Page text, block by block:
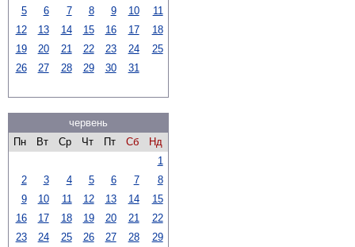
5 6 7 8 9 10
11
12
13 14 15 16 17
18
19
20 21 22 23 24
25
26
27 28 29 30 31
червень
Пн
Вт Ср Чт Пт Сб
Нд
1
2
3 4 5 6 7
8
9
10 11 12 13 14
15
16
17 18 19 20 21
22
23
24 25 26 27 28
29